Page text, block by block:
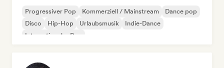
Progressiver Pop Kommerziell / Mainstream
Dance pop
Disco
Hip-Hop Urlaubsmusik
Indie-Dance
Internationaler Pop